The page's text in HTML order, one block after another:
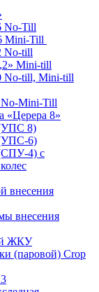
No-Till
Mini-Till
No-till
Mini-till
No-till, Mini-till
No-Mini-Till
«Церера 8»
8)
6)
4) с
внесения
внесения
ЖКУ
(паровой) Crop